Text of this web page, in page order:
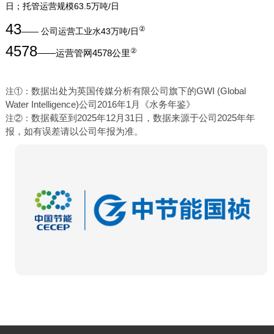
日；托管运营规模63.5万吨/日
43—— 公司运营工业水43万吨/日 ②
4578——运营管网4578公里 ②
注①： 数据出处为英国传媒分析有限公司旗下的GWI (Global
Water Intelligence)公司2016年1月《水务年鉴》
注②： 数据截至到2025年12月31日，数据来源于公司2025年年
报，如有误差请以公司年报为准。